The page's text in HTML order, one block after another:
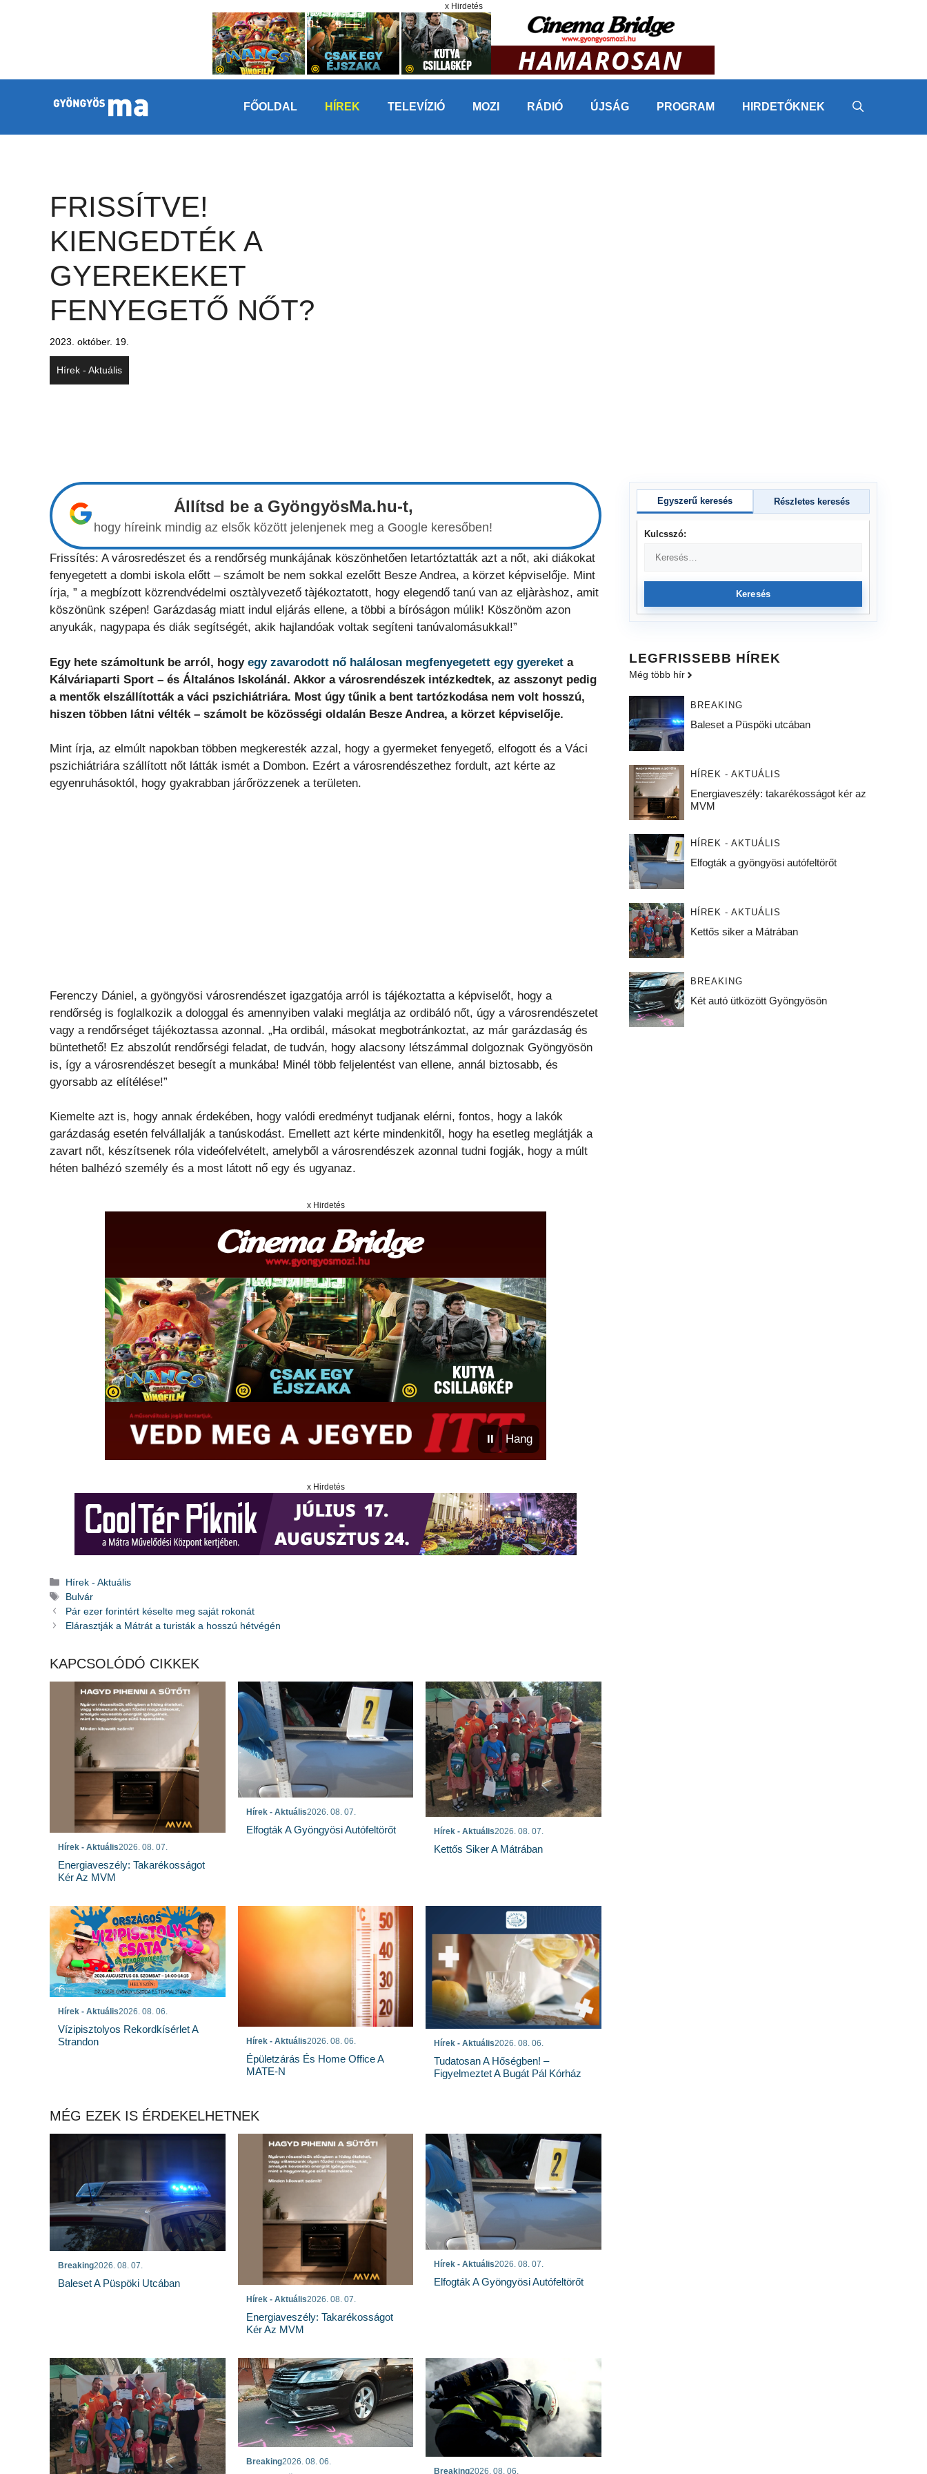
x Hirdetés
FŐOLDAL HÍREK TELEVÍZIÓ MOZI RÁDIÓ ÚJSÁG PROGRAM HIRDETŐKNEK
FRISSÍTVE!
KIENGEDTÉK A
GYEREKEKET
FENYEGETŐ NŐT?
2023. október. 19.
Hírek - Aktuális
Állítsd be a GyöngyösMa.hu-t,
hogy híreink mindig az elsők között jelenjenek meg a Google keresőben!
Frissítés: A városredészet és a rendőrség munkájának köszönhetően letartóztatták azt a nőt, aki diákokat
fenyegetett a dombi iskola előtt – számolt be nem sokkal ezelőtt Besze Andrea, a körzet képviselője. Mint
írja, ” a megbízott közrendvédelmi osztàlyvezető tàjékoztatott, hogy elegendő tanú van az eljàràshoz, amit
köszönünk szépen! Garázdaság miatt indul eljárás ellene, a többi a bíróságon múlik! Köszönöm azon
anyukák, nagypapa és diák segítségét, akik hajlandóak voltak segíteni tanúvalomásukkal!”
Egy hete számoltunk be arról, hogy egy zavarodott nő halálosan megfenyegetett egy gyereket a
Kálváriaparti Sport – és Általános Iskolánál. Akkor a városrendészek intézkedtek, az asszonyt pedig
a mentők elszállították a váci pszichiátriára. Most úgy tűnik a bent tartózkodása nem volt hosszú,
hiszen többen látni vélték – számolt be közösségi oldalán Besze Andrea, a körzet képviselője.
Mint írja, az elmúlt napokban többen megkeresték azzal, hogy a gyermeket fenyegető, elfogott és a Váci
pszichiátriára szállított nőt látták ismét a Dombon. Ezért a városrendészethez fordult, azt kérte az
egyenruhásoktól, hogy gyakrabban járőrözzenek a területen.
Ferenczy Dániel, a gyöngyösi városrendészet igazgatója arról is tájékoztatta a képviselőt, hogy a
rendőrség is foglalkozik a dologgal és amennyiben valaki meglátja az ordibáló nőt, úgy a városrendészetet
vagy a rendőrséget tájékoztassa azonnal. „Ha ordibál, másokat megbotránkoztat, az már garázdaság és
büntethető! Ez abszolút rendőrségi feladat, de tudván, hogy alacsony létszámmal dolgoznak Gyöngyösön
is, így a városrendészet besegít a munkába! Minél több feljelentést van ellene, annál biztosabb, és
gyorsabb az elítélése!”
Kiemelte azt is, hogy annak érdekében, hogy valódi eredményt tudjanak elérni, fontos, hogy a lakók
garázdaság esetén felvállalják a tanúskodást. Emellett azt kérte mindenkitől, hogy ha esetleg meglátják a
zavart nőt, készítsenek róla videófelvételt, amelyből a városrendészek azonnal tudni fogják, hogy a múlt
héten balhézó személy és a most látott nő egy és ugyanaz.
x Hirdetés
⏸ Hang
x Hirdetés
Kategória
Hírek - Aktuális
Címkék
Bulvár
Pár ezer forintért késelte meg saját rokonát
Elárasztják a Mátrát a turisták a hosszú hétvégén
KAPCSOLÓDÓ CIKKEK
Hírek - Aktuális2026. 08. 07.
Energiaveszély: Takarékosságot
Kér Az MVM
Hírek - Aktuális2026. 08. 07.
Elfogták A Gyöngyösi Autófeltörőt Hírek - Aktuális2026. 08. 07.
Kettős Siker A Mátrában
Hírek - Aktuális2026. 08. 06.
Vízipisztolyos Rekordkísérlet A
Strandon
Hírek - Aktuális2026. 08. 06.
Épületzárás És Home Office A
MATE-N
Hírek - Aktuális2026. 08. 06.
Tudatosan A Hőségben! –
Figyelmeztet A Bugát Pál Kórház
MÉG EZEK IS ÉRDEKELHETNEK
Breaking2026. 08. 07.
Baleset A Püspöki Utcában
Hírek - Aktuális2026. 08. 07.
Energiaveszély: Takarékosságot
Kér Az MVM
Hírek - Aktuális2026. 08. 07.
Elfogták A Gyöngyösi Autófeltörőt
Breaking2026. 08. 06.
Breaking2026. 08. 06.
Egyszerű keresés Részletes keresés
Kulcsszó:
Keresés
LEGFRISSEBB HÍREK
Még több hír
BREAKING
Baleset a Püspöki utcában
HÍREK - AKTUÁLIS
Energiaveszély: takarékosságot kér az
MVM
HÍREK - AKTUÁLIS
Elfogták a gyöngyösi autófeltörőt
HÍREK - AKTUÁLIS
Kettős siker a Mátrában
BREAKING
Két autó ütközött Gyöngyösön